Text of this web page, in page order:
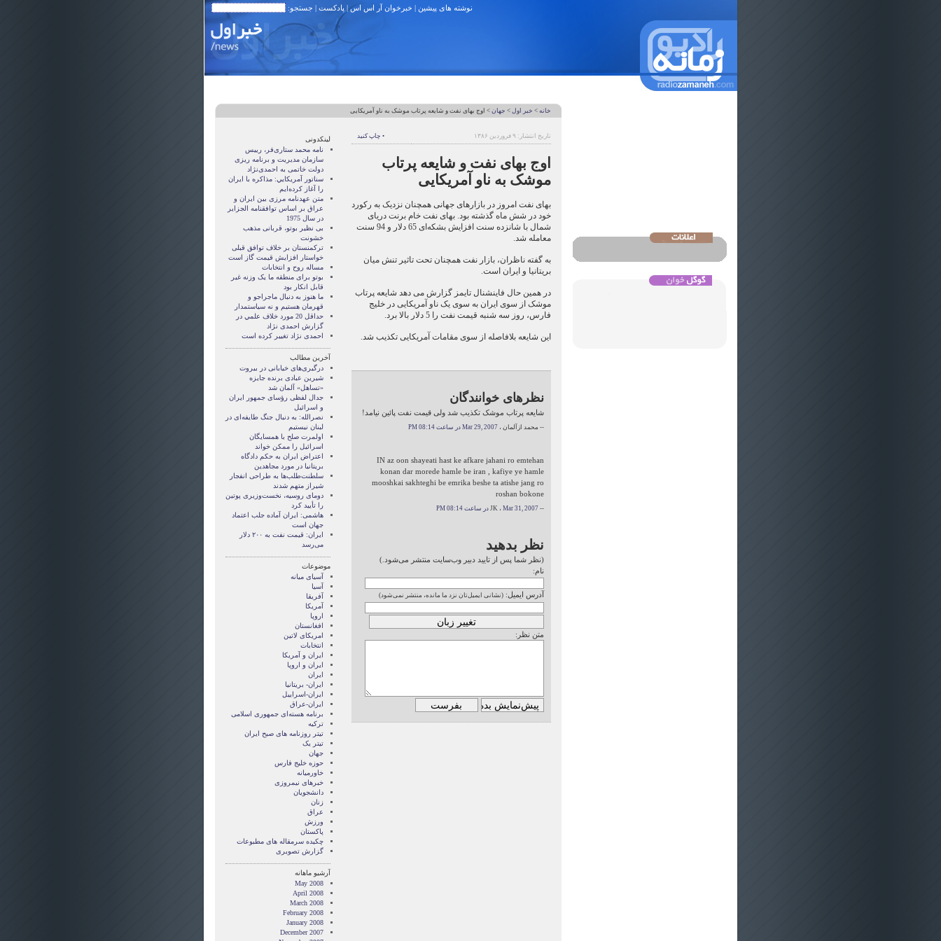
نوشته های پیشین | خبرخوان آر اس اس| پادکست | جستجو:
خانه > خبر اول > جهان > اوج بهای نفت و شایعه پرتاب موشک به ناو آمریکایی
تاریخ انتشار: ۹ فروردین ۱۳۸۶ • چاپ کنید
اوج بهای نفت و شایعه پرتاب
موشک به ناو آمریکایی
بهای نفت امروز در بازارهای جهانی همچنان نزدیک به رکورد
خود در شش ماه گذشته بود. بهای نفت خام برنت دریای
شمال با شانزده سنت افزایش بشکه‌ای 65 دلار و 94 سنت
معامله شد.
به گفته ناظران، بازار نفت همچنان تحت تاثیر تنش میان
بریتانیا و ایران است.
در همین حال فاینشنال تایمز گزارش می دهد شایعه پرتاب
موشک از سوی ایران به سوی یک ناو آمریکایی در خلیج
فارس، روز سه شنبه قیمت نفت را 5 دلار بالا برد.
این شایعه بلافاصله از سوی مقامات آمریکایی تکذیب شد.
نظرهای خوانندگان
شایعه پرتاب موشک تکذیب شد ولی قیمت نفت پائین نیامد!
-- محمد ازآلمان ،Mar 29, 2007 در ساعت 08:14 PM
IN az oon shayeati hast ke afkare jahani ro emtehan
konan dar morede hamle be iran , kafiye ye hamle
mooshkai sakhteghi be emrika beshe ta atishe jang ro
roshan bokone
-- JK ،Mar 31, 2007 در ساعت 08:14 PM
نظر بدهید
(نظر شما پس از تایید دبیر وب‌سایت منتشر می‌شود.)
نام:
آدرس ایمیل: (نشانی ایمیل‌تان نزد ما مانده، منتشر نمی‌شود)
متن نظر:
لینکدونی
نامه محمد ستاری‌فر، رییس
سازمان مدیریت و برنامه ریزی
دولت خاتمی به احمدی‌نژاد
سناتور آمريکايي: مذاکره با ايران
را آغاز کرده‌ايم
متن عهدنامه مرزى بين ايران و
عراق بر اساس توافقنامه الجزاير
در سال 1975
بی نظیر بوتو، قربانی مذهب
خشونت
ترکمنستان بر خلاف توافق قبلی
خواستار افزایش قیمت گاز است
مساله روح و انتخابات
بوتو برای منطقه ما یک وزنه غیر
قابل انکار بود
ما هنوز به دنبال ماجراجو و
قهرمان هستيم و نه سياستمدار
حداقل 20 مورد خلاف علمي در
گزارش احمدی نژاد
احمدی نژاد تغییر کرده است
آخرین مطالب
درگیری‌های خیابانی در بیروت
شیرین عبادی برنده جایزه
«تساهل» آلمان شد
جدال لفظی رؤسای جمهور ایران
و اسرائیل
نصرالله: به دنبال جنگ طایفه‌ای در
لبنان نیستیم
اولمرت صلح با همسایگان
اسرائیل را ممکن خواند
اعتراض ایران به حکم دادگاه
بریتانیا در مورد مجاهدین
سلطنت‌طلب‌ها به طراحی انفجار
شیراز متهم شدند
دومای روسیه، نخست‌وزیری پوتین
را تأیید کرد
هاشمی: ایران آماده جلب اعتماد
جهان است
ایران: قیمت نفت به ۲۰۰ دلار
می‌رسد
موضوعات
آسيای ميانه
آسیا
آفریقا
آمریکا
اروپا
افغانستان
امریکای لاتین
انتخابات
ايران و آمريکا
ايران و اروپا
ایران
ایران- بریتانیا
ایران-اسراییل
ایران-عراق
برنامه هسته‌ای جمهوری اسلامی
ترکیه
تیتر روزنامه های صبح ایران
تیتر یک
جهان
حوزه خلیج فارس
خاورمیانه
خبرهای نیمروزی
دانشجویان
زنان
عراق
ورزش
پاکستان
چکیده سرمقاله های مطبوعات
گزارش تصويری
آرشیو ماهانه
May 2008
April 2008
March 2008
February 2008
January 2008
December 2007